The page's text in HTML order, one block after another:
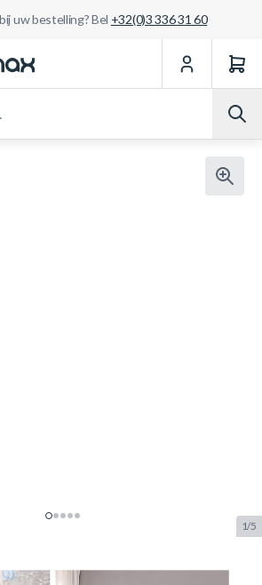
uw bestelling? Bel +32(0)3 336 31 60
1/5